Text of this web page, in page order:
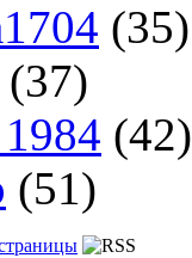
(35)
(37)
(42)
(51)